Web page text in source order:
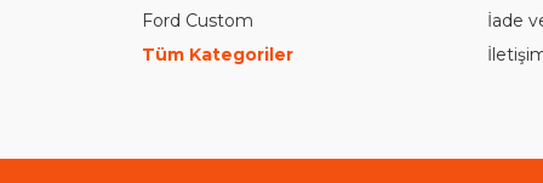
Ford Custom
Tüm Kategoriler
İade